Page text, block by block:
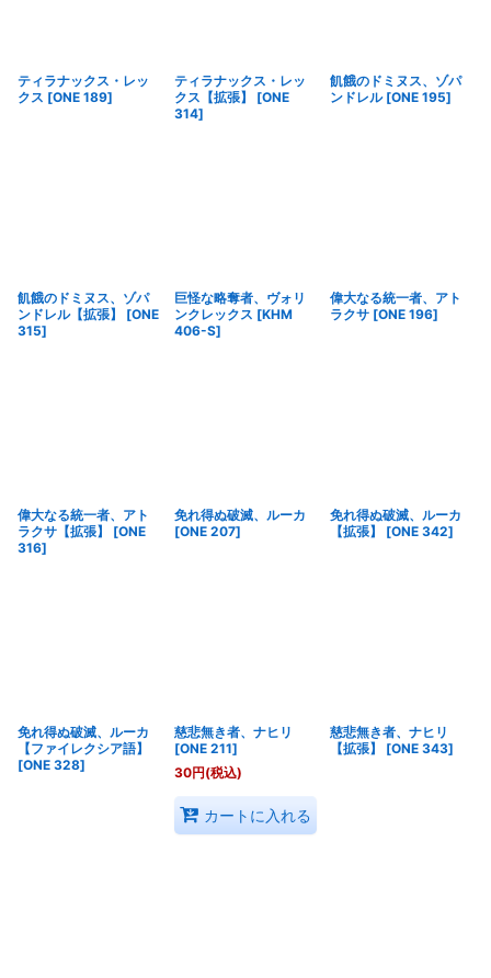
ティラナックス・レッ
クス [ONE 189]
ティラナックス・レッ
クス【拡張】
[ONE
314]
飢餓のドミヌス、ゾパ
ンドレル [ONE 195]
飢餓のドミヌス、ゾパ
ンドレル【拡張】
[ONE
315]
巨怪な略奪者、ヴォリ
ンクレックス [KHM
406-S]
偉大なる統一者、アト
ラクサ [ONE 196]
偉大なる統一者、アト
ラクサ【拡張】
[ONE
316]
免れ得ぬ破滅、ルーカ
[ONE 207]
免れ得ぬ破滅、ルーカ
【拡張】
[ONE 342]
免れ得ぬ破滅、ルーカ
【ファイレクシア語】
[ONE 328]
慈悲無き者、ナヒリ
[ONE 211]
30円(税込)
カートに入れる
慈悲無き者、ナヒリ
【拡張】
[ONE 343]